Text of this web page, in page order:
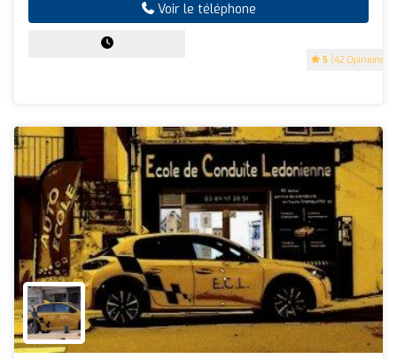
5 (42 Opinions)
Voir le téléphone